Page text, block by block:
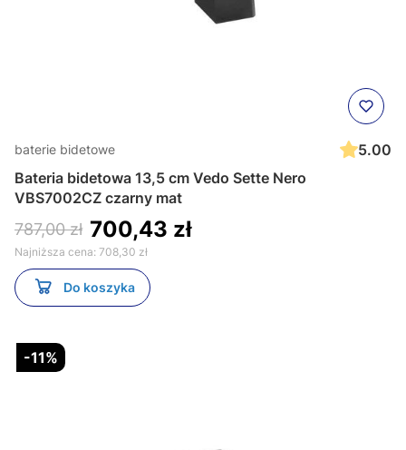
baterie bidetowe
5.00
Bateria bidetowa 13,5 cm Vedo Sette Nero
VBS7002CZ czarny mat
787,00 zł 700,43 zł
Najniższa cena: 708,30 zł
Do koszyka
-11%